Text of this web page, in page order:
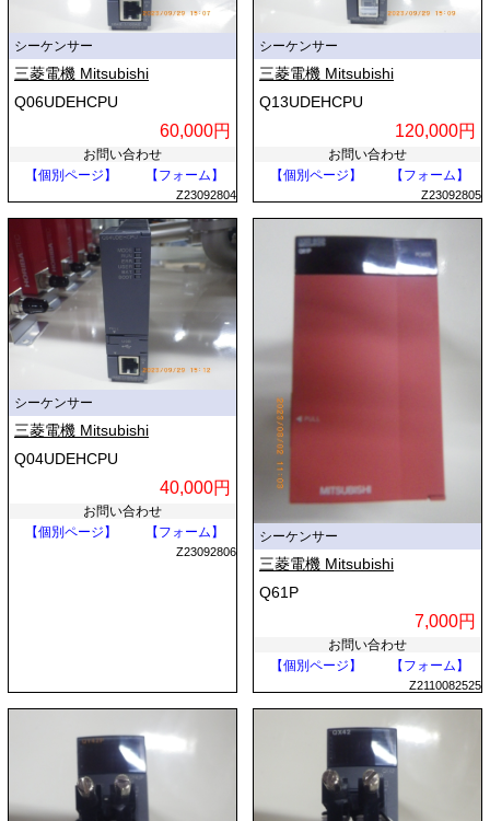
シーケンサー
三菱電機 Mitsubishi
Q06UDEHCPU
60,000円
お問い合わせ
【個別ページ】
【フォーム】
Z23092804
シーケンサー
三菱電機 Mitsubishi
Q13UDEHCPU
120,000円
お問い合わせ
【個別ページ】
【フォーム】
Z23092805
シーケンサー
三菱電機 Mitsubishi
Q04UDEHCPU
40,000円
お問い合わせ
【個別ページ】
【フォーム】
Z23092806
シーケンサー
三菱電機 Mitsubishi
Q61P
7,000円
お問い合わせ
【個別ページ】
【フォーム】
Z2110082525